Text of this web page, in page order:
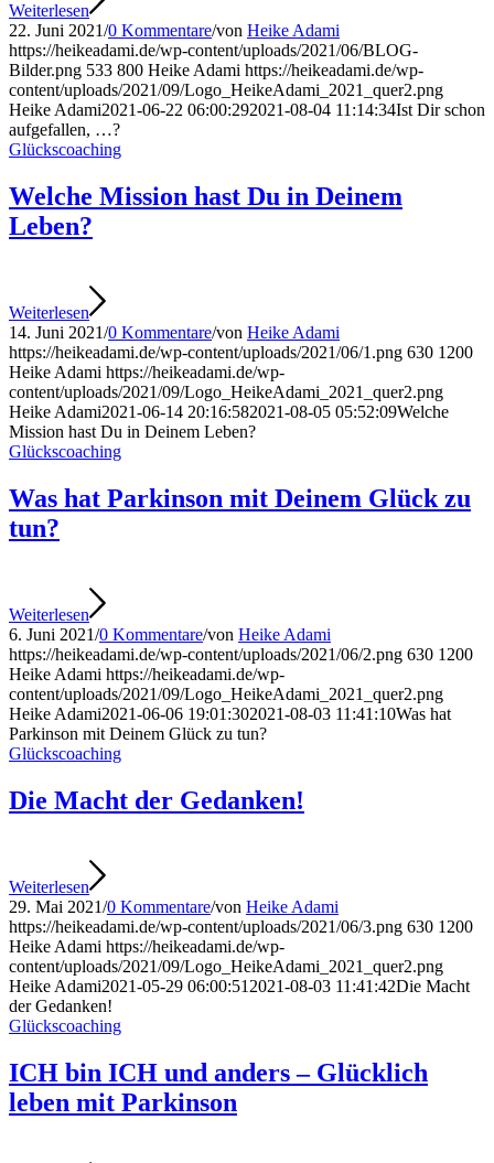
Weiterlesen
22. Juni 2021/0 Kommentare/von Heike Adami
https://heikeadami.de/wp-content/uploads/2021/06/BLOG-
Bilder.png 533 800 Heike Adami https://heikeadami.de/wp-
content/uploads/2021/09/Logo_HeikeAdami_2021_quer2.png
Heike Adami2021-06-22 06:00:292021-08-04 11:14:34Ist Dir schon
aufgefallen, …?
Glückscoaching
Welche Mission hast Du in Deinem
Leben?
Weiterlesen
14. Juni 2021/0 Kommentare/von Heike Adami
https://heikeadami.de/wp-content/uploads/2021/06/1.png 630 1200
Heike Adami https://heikeadami.de/wp-
content/uploads/2021/09/Logo_HeikeAdami_2021_quer2.png
Heike Adami2021-06-14 20:16:582021-08-05 05:52:09Welche
Mission hast Du in Deinem Leben?
Glückscoaching
Was hat Parkinson mit Deinem Glück zu
tun?
Weiterlesen
6. Juni 2021/0 Kommentare/von Heike Adami
https://heikeadami.de/wp-content/uploads/2021/06/2.png 630 1200
Heike Adami https://heikeadami.de/wp-
content/uploads/2021/09/Logo_HeikeAdami_2021_quer2.png
Heike Adami2021-06-06 19:01:302021-08-03 11:41:10Was hat
Parkinson mit Deinem Glück zu tun?
Glückscoaching
Die Macht der Gedanken!
Weiterlesen
29. Mai 2021/0 Kommentare/von Heike Adami
https://heikeadami.de/wp-content/uploads/2021/06/3.png 630 1200
Heike Adami https://heikeadami.de/wp-
content/uploads/2021/09/Logo_HeikeAdami_2021_quer2.png
Heike Adami2021-05-29 06:00:51 2021-08-03 11:41:42Die Macht
der Gedanken!
Glückscoaching
ICH bin ICH und anders – Glücklich
leben mit Parkinson